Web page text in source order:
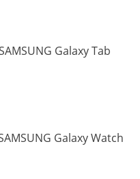
Galaxy Tab
Galaxy Watch